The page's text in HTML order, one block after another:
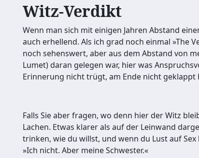
Witz-Verdikt
Wenn man sich mit einigen Jahren Abstand
auch erhellend. Als ich grad noch einmal »The
noch sehenswert, aber aus dem Abstand von
Lumet) daran gelegen war, hier was
Erinnerung nicht trügt, am Ende nicht geklappt
Falls Sie aber fragen, wo denn hier der Witz
Lachen. Etwas klarer als auf der Leinwand
trinken, wie du willst, und wenn du Lust auf
»Ich nicht. Aber meine Schwester.«